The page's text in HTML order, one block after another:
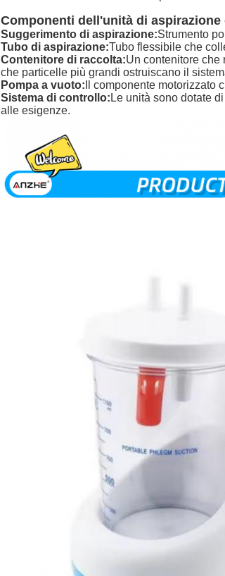
Componenti dell'unità di aspirazione
Suggerimento di aspirazione:Strumento
Tubo di aspirazione:Tubo flessibile che
Contenitore di raccolta:Un contenitore
che particelle più grandi ostruiscano il
Pompa a vuoto: Il componente
Sistema di controllo: Le unità sono dotate
alle esigenze.